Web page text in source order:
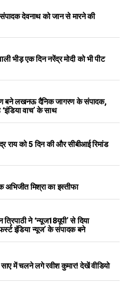
देवनाथ को जान से मारने की
भीड़ एक दिन नरेंद्र मोदी को भी पीट
बने लखनऊ दैनिक जागरण के संपादक,
वाच’ के साथ
राय को 5 दिन की और सीबीआई रिमांड
मिश्रा का इस्तीफा
ने ‘न्यूज18यूपी’ से दिया
इंडिया न्यूज’ के संपादक बने
में चलने लगे रवीश कुमार! देखें वीडियो